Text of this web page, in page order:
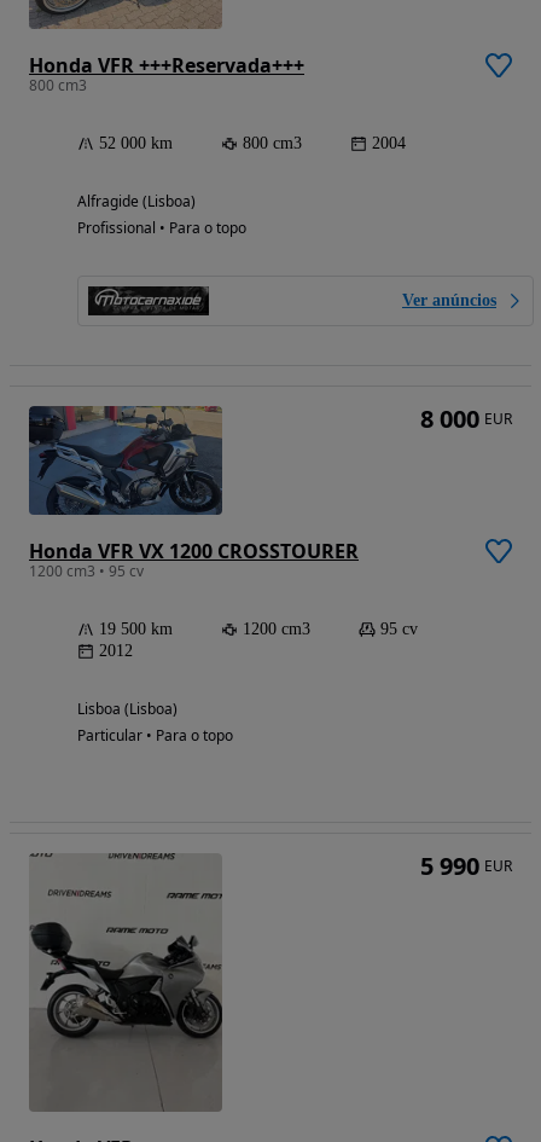
Honda VFR +++Reservada+++
800 cm3
52 000 km 800 cm3 2004
Alfragide (Lisboa)
Profissional • Para o topo
Ver anúncios
Honda VFR VX 1200 CROSSTOURER
1200 cm3 • 95 cv
19 500 km 1200 cm3
95 cv
2012
Lisboa (Lisboa)
Particular • Para o topo
8 000 EUR
5 990 EUR